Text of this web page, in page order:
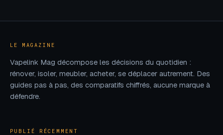
LE MAGAZINE
Vapelink Mag décompose les décisions du quotidien :
rénover, isoler, meubler, acheter, se déplacer autrement. Des
guides pas à pas, des comparatifs chiffrés, aucune marque à
défendre.
PUBLIÉ RÉCEMMENT